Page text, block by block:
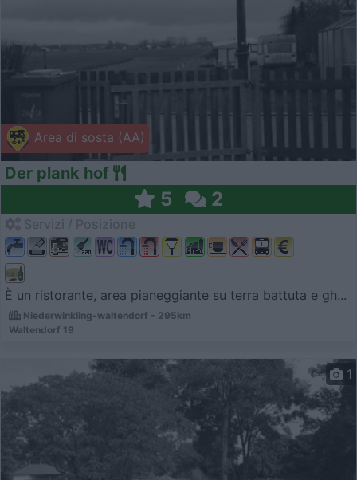
Area di sosta (AA)
Der plank hof
5 2
È un ristorante, area pianeggiante su terra battuta e gh...
Niederwinkling-waltendorf - 295km
Waltendorf 19
1